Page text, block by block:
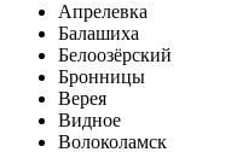
Апрелевка
Балашиха
Белоозёрский
Бронницы
Верея
Видное
Волоколамск